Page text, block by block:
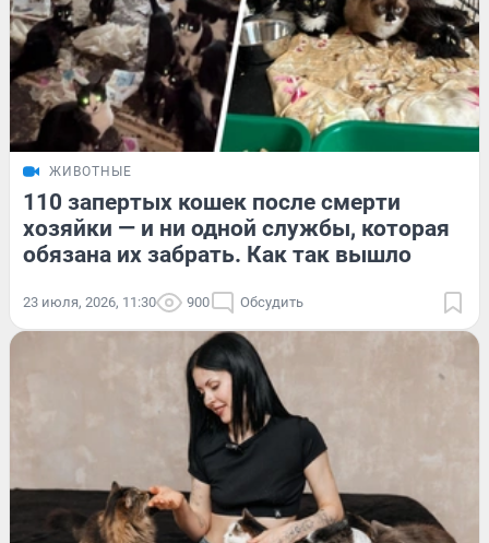
ЖИВОТНЫЕ
110 запертых кошек после смерти
хозяйки — и ни одной службы, которая
обязана их забрать. Как так вышло
23 июля, 2026, 11:30 900 Обсудить